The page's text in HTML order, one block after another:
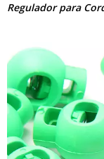
Regulador para